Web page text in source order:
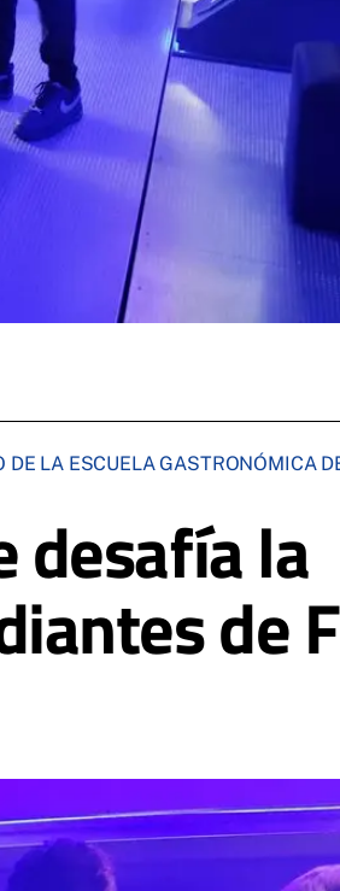
LA ESCUELA GASTRONÓMICA
desafía la
de